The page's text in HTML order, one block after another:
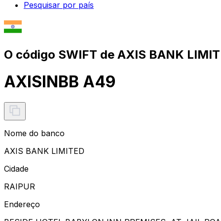
Pesquisar por país
O código SWIFT de AXIS BANK
AXISINBB A49
Nome do banco
AXIS BANK LIMITED
Cidade
RAIPUR
Endereço